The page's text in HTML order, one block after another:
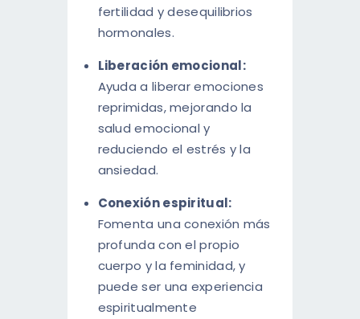
fertilidad y desequilibrios
hormonales.
Liberación emocional:
Ayuda a liberar emociones
reprimidas, mejorando la
salud emocional y
reduciendo el estrés y la
ansiedad.
Conexión espiritual:
Fomenta una conexión más
profunda con el propio
cuerpo y la feminidad, y
puede ser una experiencia
espiritualmente